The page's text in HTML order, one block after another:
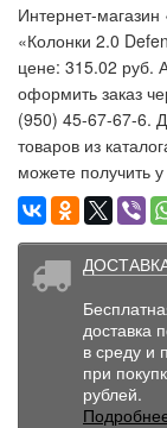
Интернет-магазин
«Колонки 2.0
цене: 315.02 руб.
оформить заказ
(950) 45-67-67-6.
товаров из
можете получить
доставка
в среду и
при
рублей.